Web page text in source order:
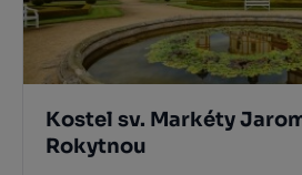
Kostel sv. Markéty
Rokytnou